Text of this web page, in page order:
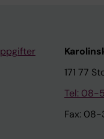
171 77
Tel: 08-
Fax: 08-